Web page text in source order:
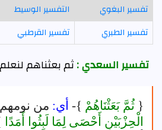
تفسير البغوي
التفسير الوسيط
تفسير الطبري
تفسير القرطبي
تفسير السعدي :ثم بعثناهم
{ ثُمَّ بَعَثْنَاهُمْ }- أي: من
الْحِزْبَيْنِ أَحْصَى لِمَا لَبِثُوا أَمَدًا